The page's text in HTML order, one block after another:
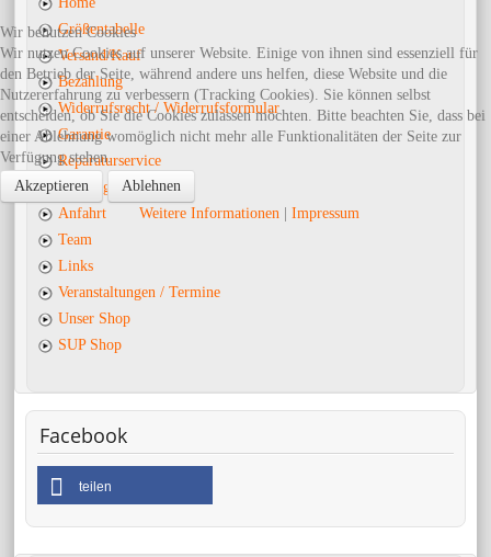
Größentabelle
Versand/Kauf
Bezahlung
Widerrufsrecht / Widerrufsformular
Garantie
Reparaturservice
Öffnungszeiten
Anfahrt
Team
Links
Veranstaltungen / Termine
Unser Shop
SUP Shop
Facebook
teilen
Wir benutzen Cookies
Wir nutzen Cookies auf unserer Website. Einige von ihnen sind essenziell für
den Betrieb der Seite, während andere uns helfen, diese Website und die
Nutzererfahrung zu verbessern (Tracking Cookies). Sie können selbst
entscheiden, ob Sie die Cookies zulassen möchten. Bitte beachten Sie, dass bei
einer Ablehnung womöglich nicht mehr alle Funktionalitäten der Seite zur
Verfügung stehen.
Akzeptieren
Ablehnen
Weitere Informationen | Impressum